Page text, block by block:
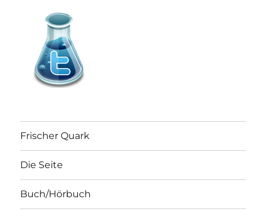
Frischer Quark
Die Seite
Buch/Hörbuch